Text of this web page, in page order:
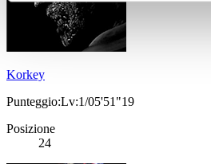
Korkey
Punteggio:Lv:1/05'51"19
Posizione
24